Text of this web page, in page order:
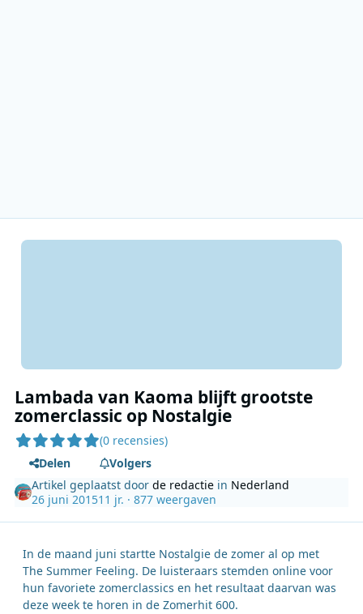
Lambada van Kaoma blijft grootste
zomerclassic op Nostalgie
(0 recensies)
Delen
Volgers
Artikel geplaatst doorde redactie in Nederland
26 juni 201511 jr. · 877 weergaven
In de maand juni startte Nostalgie de zomer al op met
The Summer Feeling. De luisteraars stemden online voor
hun favoriete zomerclassics en het resultaat daarvan was
deze week te horen in de Zomerhit 600.